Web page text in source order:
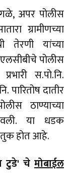
अपर पोलीस
ग्रामीणच्या
तेरणी यांच्या
एलसीबीचे पोलीस
स.पो.नि.
पारितोष दातीर
ठाण्याच्या
या धडक
होत आहे.
टुडे' चे मोबाईल